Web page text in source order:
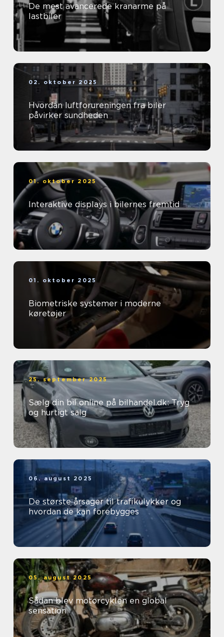
De mest avancerede kranarme på
lastbiler
02. oktober 2025
Hvordan luftforureningen fra biler
påvirker sundheden
01. oktober 2025
Interaktive displays i bilernes fremtid
01. oktober 2025
Biometriske systemer i moderne
køretøjer
25. september 2025
Sælg din bil online på bilhandel.dk: Tryg
og hurtigt salg
06. august 2025
De største årsager til trafikulykker og
hvordan de kan forebygges
05. august 2025
Sådan blev motorcyklen en global
sensation